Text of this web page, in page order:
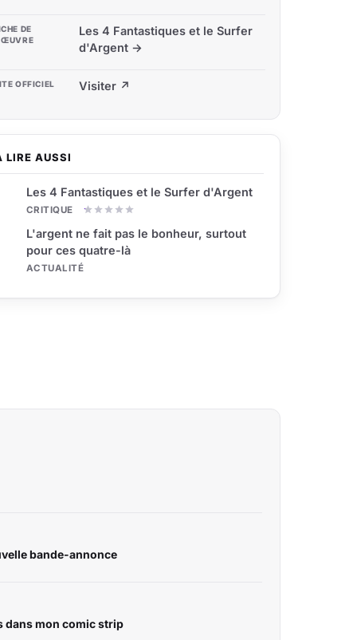
LIRE AUSSI
Les 4 Fantastiques et le Surfer d'Argent
CRITIQUE
L'argent ne fait pas le bonheur, surtout
pour ces quatre-là
ACTUALITÉ
DE
Les 4 Fantastiques et le Surfer
d'Argent →
OFFICIEL Visiter ↗
bande-annonce
dans mon comic strip